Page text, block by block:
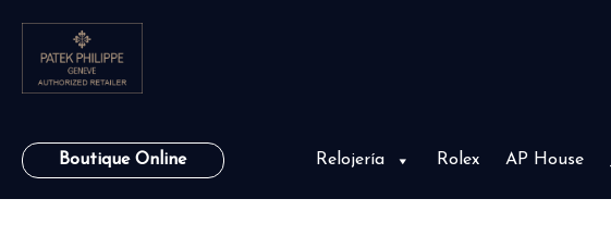
Boutique Online Relojería Rolex AP House